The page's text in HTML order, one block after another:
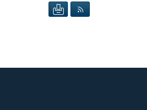
SEITE DRUCKEN